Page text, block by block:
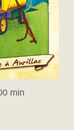
min